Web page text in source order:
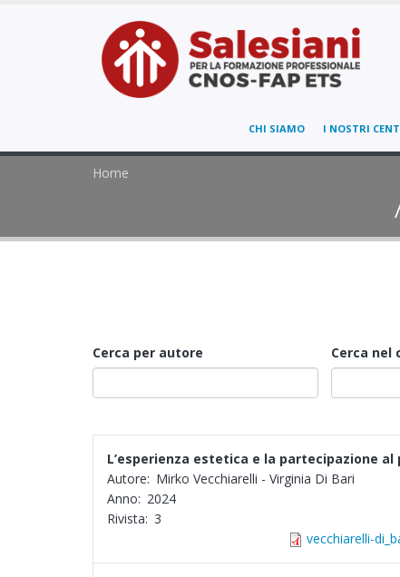
CHI SIAMO I NOSTRI
Home
Cerca per autore Cerca nel
L’esperienza estetica e la partecipazione
Autore: Mirko Vecchiarelli - Virginia Di Bari
Anno: 2024
Rivista: 3
vecchiarelli-